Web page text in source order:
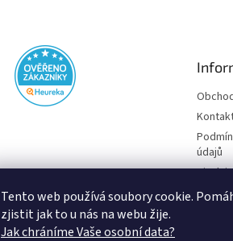
Tento web používá soubory cookie.
zjistit jak to u nás na webu žije.
Jak chráníme Vaše osobní data?
údajů